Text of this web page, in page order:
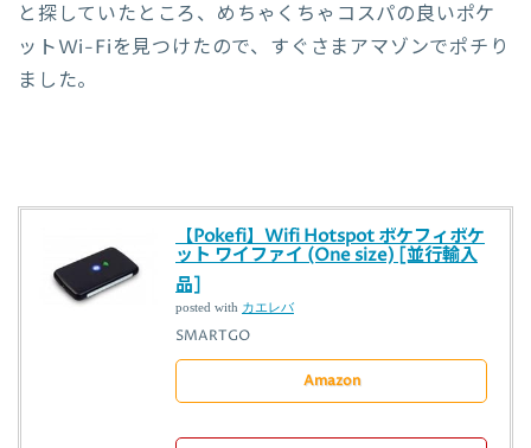
と探していたところ、めちゃくちゃコスパの良いポケ
ットWi-Fiを見つけたので、すぐさまアマゾンでポチり
ました。
【Pokefi】Wifi Hotspot ポケフィポケ
ット ワイファイ (One size) [並行輸入
品]
posted with カエレバ
SMARTGO
Amazon